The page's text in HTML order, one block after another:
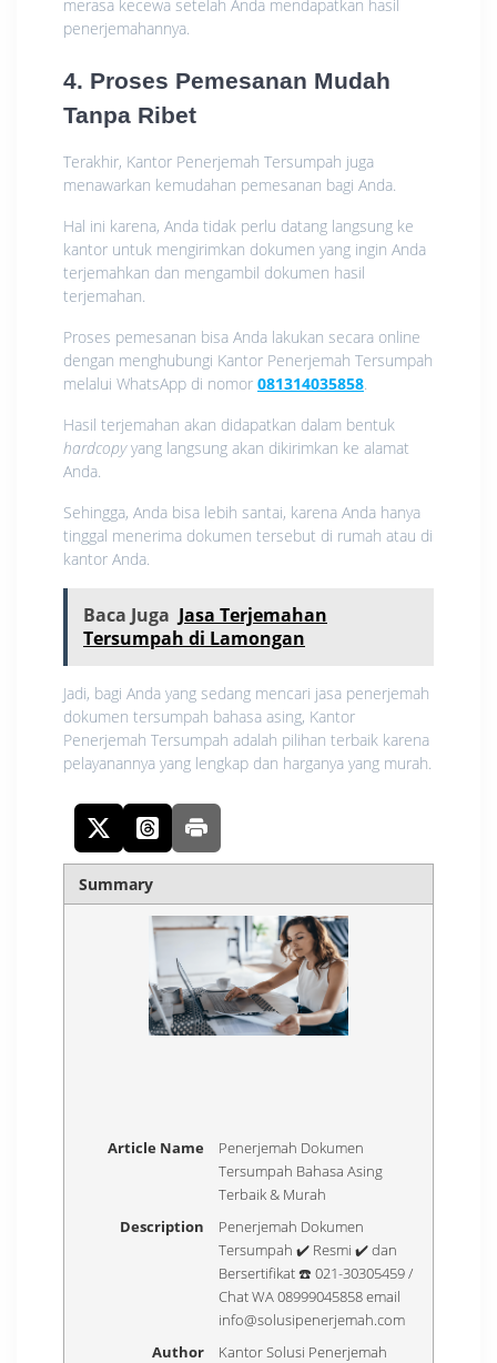
merasa kecewa setelah Anda mendapatkan hasil
penerjemahannya.
4. Proses Pemesanan Mudah
Tanpa Ribet
Terakhir, Kantor Penerjemah Tersumpah juga
menawarkan kemudahan pemesanan bagi Anda.
Hal ini karena, Anda tidak perlu datang langsung ke
kantor untuk mengirimkan dokumen yang ingin Anda
terjemahkan dan mengambil dokumen hasil
terjemahan.
Proses pemesanan bisa Anda lakukan secara online
dengan menghubungi Kantor Penerjemah Tersumpah
melalui WhatsApp di nomor 081314035858.
Hasil terjemahan akan didapatkan dalam bentuk
hardcopyyang langsung akan dikirimkan ke alamat
Anda.
Sehingga, Anda bisa lebih santai, karena Anda hanya
tinggal menerima dokumen tersebut di rumah atau di
kantor Anda.
Baca Juga Jasa Terjemahan
Tersumpah di Lamongan
Jadi, bagi Anda yang sedang mencari jasa penerjemah
dokumen tersumpah bahasa asing, Kantor
Penerjemah Tersumpah adalah pilihan terbaik karena
pelayanannya yang lengkap dan harganya yang murah.
Summary
Article Name
Penerjemah Dokumen
Tersumpah Bahasa Asing
Terbaik & Murah
Description
Penerjemah Dokumen
Tersumpah ✔️ Resmi ✔️ dan
Bersertifikat ☎️ 021-30305459 /
Chat WA 08999045858 email
info@solusipenerjemah.com
Author
Kantor Solusi Penerjemah